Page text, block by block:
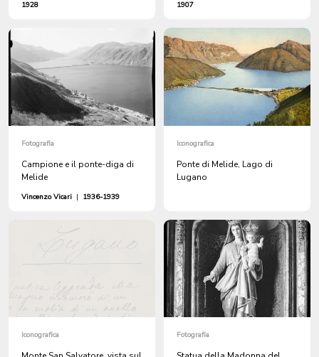
1928 1907
Fotografia
Campione e il ponte-diga di
Melide
Vincenzo Vicari | 1936-1939
Iconografica
Ponte di Melide, Lago di
Lugano
Iconografica Fotografia